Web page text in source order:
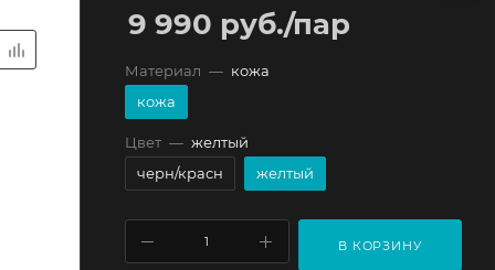
9 990 руб./пар
Материал — кожа
кожа
Цвет — желтый
черн/красн
желтый
В КОРЗИНУ